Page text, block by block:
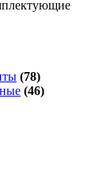
(78)
(46)